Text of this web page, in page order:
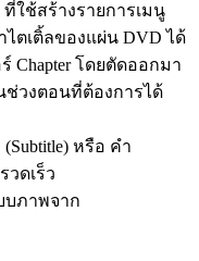
ที่ใช้สร้างรายการเมนู
ไตเติ้ลของแผ่น DVD ได้
Chapter โดยตัดออกมา
ช่วงตอนที่ต้องการได้
หรือ คำ
วดเร็ว
บภาพจาก